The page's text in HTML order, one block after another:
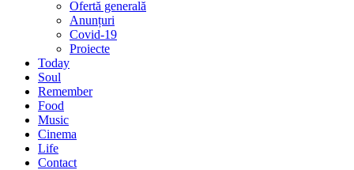
Ofertă generală
Anunțuri
Covid-19
Proiecte
Today
Soul
Remember
Food
Music
Cinema
Life
Contact